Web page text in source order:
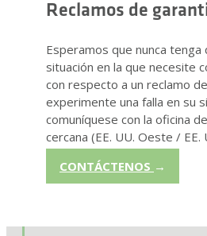
Reclamos de
Esperamos que nunca tenga
situación en la que necesite
con respecto a un reclamo
experimente una falla en su
comuníquese con la oficina
cercana (EE. UU. Oeste / EE.
CONTÁCTENOS →